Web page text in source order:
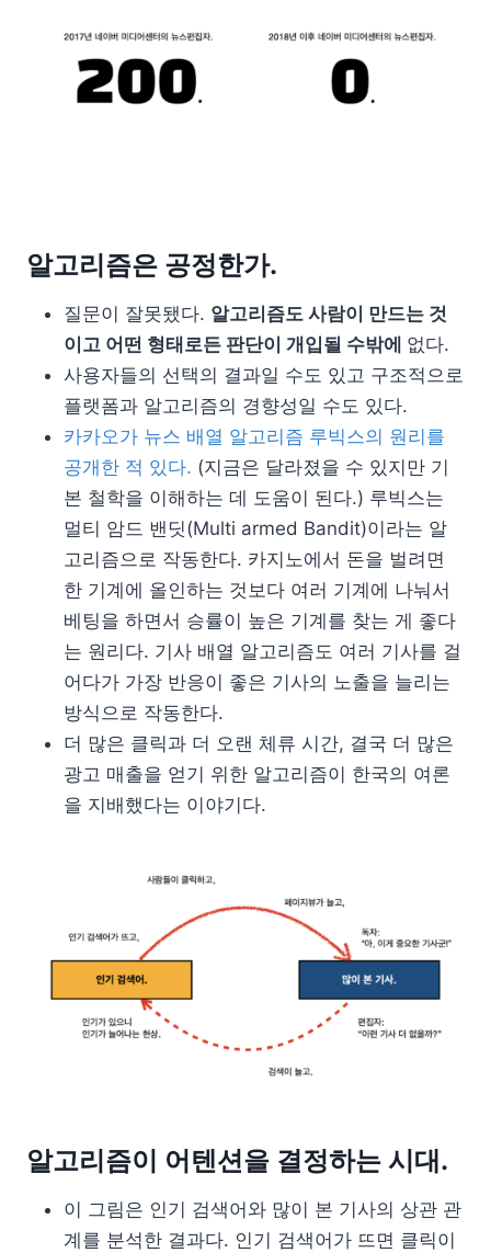
알고리즘은 공정한가.
질문이 잘못됐다. 알고리즘도 사람이 만드는 것
이고 어떤 형태로든 판단이 개입될 수밖에 없다.
사용자들의 선택의 결과일 수도 있고 구조적으로
플랫폼과 알고리즘의 경향성일 수도 있다.
카카오가 뉴스 배열 알고리즘 루빅스의 원리를
공개한 적 있다. (지금은 달라졌을 수 있지만 기
본 철학을 이해하는 데 도움이 된다.) 루빅스는
멀티 암드 밴딧(Multi armed Bandit)이라는 알
고리즘으로 작동한다. 카지노에서 돈을 벌려면
한 기계에 올인하는 것보다 여러 기계에 나눠서
베팅을 하면서 승률이 높은 기계를 찾는 게 좋다
는 원리다. 기사 배열 알고리즘도 여러 기사를 걸
어다가 가장 반응이 좋은 기사의 노출을 늘리는
방식으로 작동한다.
더 많은 클릭과 더 오랜 체류 시간, 결국 더 많은
광고 매출을 얻기 위한 알고리즘이 한국의 여론
을 지배했다는 이야기다.
알고리즘이 어텐션을 결정하는 시대.
이 그림은 인기 검색어와 많이 본 기사의 상관 관
계를 분석한 결과다. 인기 검색어가 뜨면 클릭이